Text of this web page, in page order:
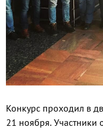
Конкурс проходил в
21 ноября. Участники